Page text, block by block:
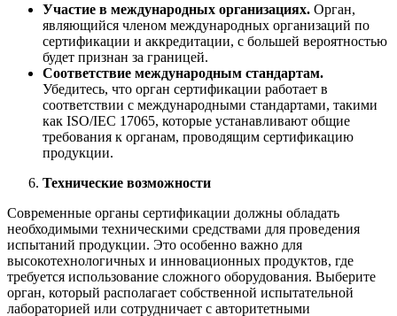
Участие в международных организациях. Орган,
являющийся членом международных организаций по
сертификации и аккредитации, с большей вероятностью
будет признан за границей.
Соответствие международным стандартам.
Убедитесь, что орган сертификации работает в
соответствии с международными стандартами, такими
как ISO/IEC 17065, которые устанавливают общие
требования к органам, проводящим сертификацию
продукции.
Технические возможности
Современные органы сертификации должны обладать
необходимыми техническими средствами для проведения
испытаний продукции. Это особенно важно для
высокотехнологичных и инновационных продуктов, где
требуется использование сложного оборудования. Выберите
орган, который располагает собственной испытательной
лабораторией или сотрудничает с авторитетными